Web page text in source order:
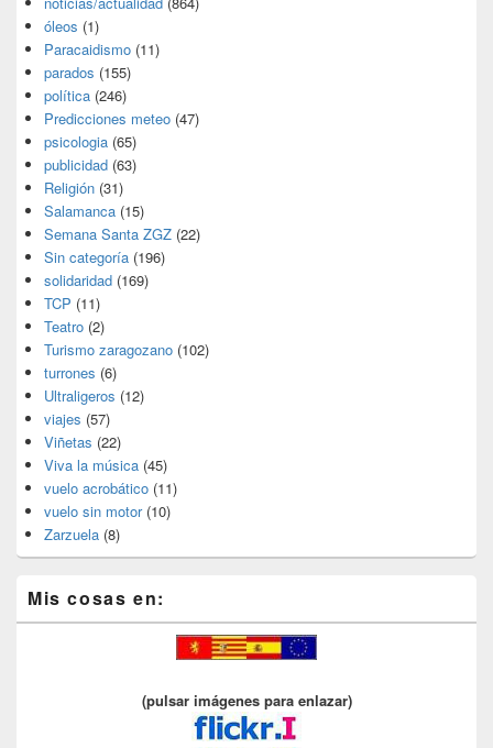
óleos (1)
Paracaidismo (11)
parados (155)
política (246)
Predicciones meteo (47)
psicologia (65)
publicidad (63)
Religión (31)
Salamanca (15)
Semana Santa ZGZ (22)
Sin categoría (196)
solidaridad (169)
TCP (11)
Teatro (2)
Turismo zaragozano (102)
turrones (6)
Ultraligeros (12)
viajes (57)
Viñetas (22)
Viva la música (45)
vuelo acrobático (11)
vuelo sin motor(10)
Zarzuela (8)
Mis cosas en:
(pulsar imágenes para enlazar)